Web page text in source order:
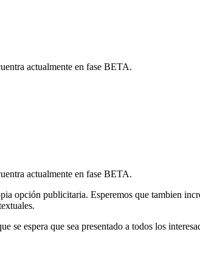
actualmente en fase BETA.
actualmente en fase BETA.
opción publicitaria. Esperemos que tambien
se espera que sea presentado a todos los